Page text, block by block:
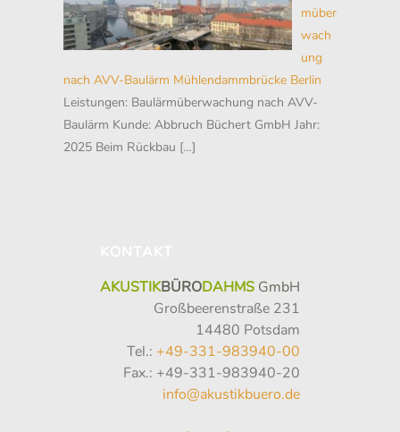
müber
wach
ung
nach AVV-Baulärm Mühlendammbrücke Berlin
Leistungen: Baulärmüberwachung nach AVV-
Baulärm Kunde: Abbruch Büchert GmbH Jahr:
2025 Beim Rückbau […]
AKUSTIKBÜRODAHMS GmbH
Großbeerenstraße 231
14480 Potsdam
Tel.: +49-331-983940-00
Fax.: +49-331-983940-20
info@akustikbuero.de